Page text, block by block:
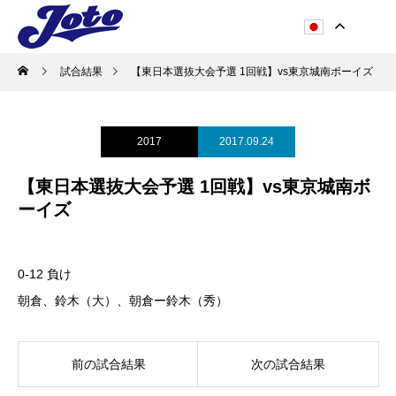
試合結果 【東日本選抜大会予選 1回戦】vs東京城南ボーイズ
2017 2017.09.24
【東日本選抜大会予選 1回戦】vs東京城南ボ
ーイズ
0-12 負け
朝倉、鈴木（大）、朝倉ー鈴木（秀）
前の試合結果 次の試合結果